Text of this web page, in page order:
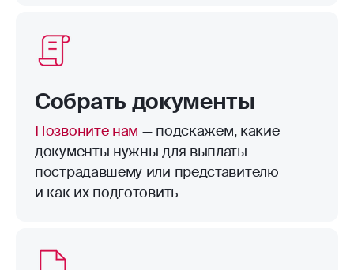
Собрать документы
Позвоните нам — подскажем, какие
документы нужны для выплаты
пострадавшему или представителю
и как их подготовить